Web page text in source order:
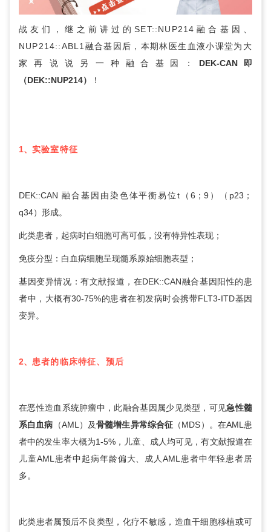
战友们，继之前讲过的SET::NUP214融合基因 、
NUP214::ABL1融合基因 后，本期林医生血液小课堂为大
家再说说另一种融合基因： DEK-CAN即
（DEK::NUP214）
！
1、 实验室特征
DEK::CAN 融合基因由染色体平衡易位t（6；9）（p23；
q34）形成。
此类患者，起病时白细胞可高可低，没有特异性表现；
免疫分型：白血病细胞呈现髓系原始细胞表型；
基因变异情况：有文献报道，在DEK::CAN融合基因阳性的患
者中，大概有30-75%的患者在初发病时会携带FLT3-ITD基因
变异。
2、 患者的临床特征、预后
在恶性造血系统肿瘤中，此融合基因属少见类型，可见急性髓
系白血病 （AML）及骨髓增生异常综合征 （MDS）。在AML患
者中的发生率大概为1-5%，儿童、成人均可见，有文献报道在
儿童AML患者中起病年龄偏大、成人AML患者中年轻患者居
多。
此类患者属预后不良类型，化疗不敏感，造血干细胞移植或可